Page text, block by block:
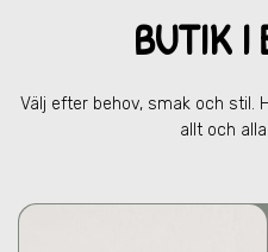
BUTIK I
Välj efter behov, smak och stil.
allt och alla